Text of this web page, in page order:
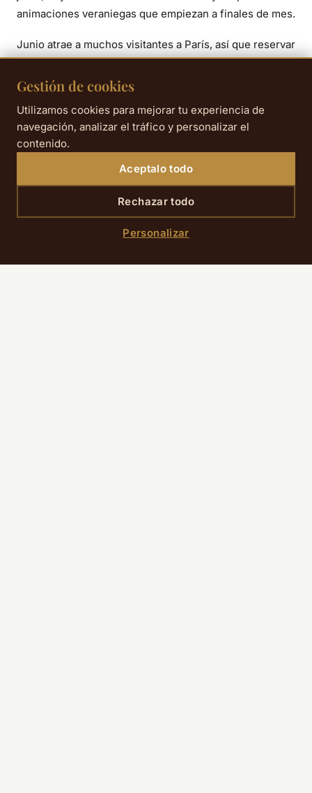
animaciones veraniegas que empiezan a finales de mes.
Junio atrae a muchos visitantes a París, así que reservar
el alojamiento con antelación es aún más
recomendable, ya que Roland-Garros, los festivales y la
Nuestraoferta de reserva anticipadapermite asegurar
desde ahora las mejores condiciones.
Información práctica
Gestión de cookies
Utilizamos cookies para mejorar tu experiencia de
navegación, analizar el tráfico y personalizar el
contenido.
Aceptalo todo
Rechazar todo
Personalizar